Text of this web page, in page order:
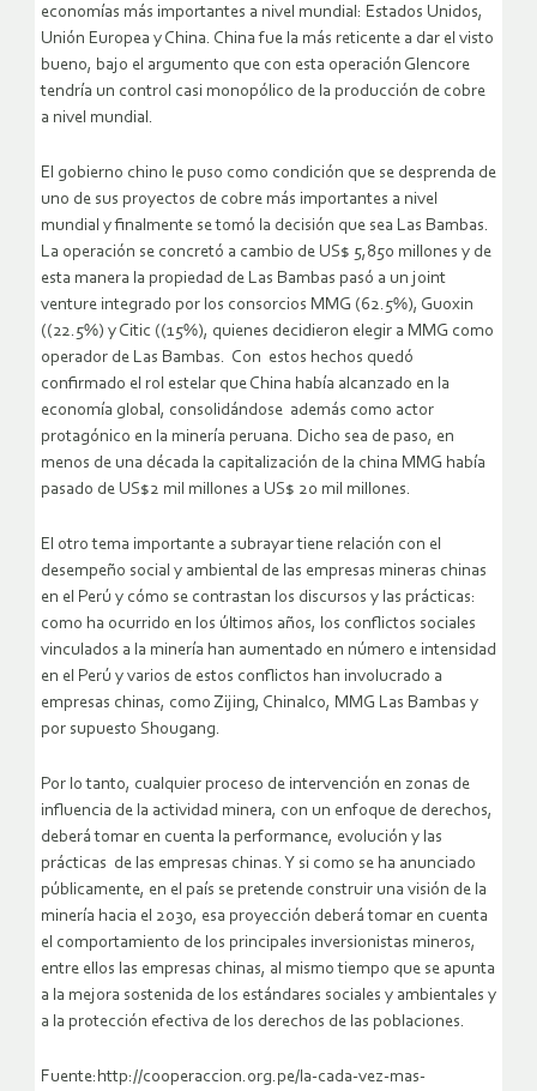
economías más importantes a nivel mundial: Estados Unidos,
Unión Europea y China. China fue la más reticente a dar el visto
bueno, bajo el argumento que con esta operación Glencore
tendría un control casi monopólico de la producción de cobre
a nivel mundial.
El gobierno chino le puso como condición que se desprenda de
uno de sus proyectos de cobre más importantes a nivel
mundial y finalmente se tomó la decisión que sea Las Bambas.
La operación se concretó a cambio de US$ 5,850 millones y de
esta manera la propiedad de Las Bambas pasó a un joint
venture integrado por los consorcios MMG (62.5%), Guoxin
((22.5%) y Citic ((15%), quienes decidieron elegir a MMG como
operador de Las Bambas. Con estos hechos quedó
confirmado el rol estelar que China había alcanzado en la
economía global, consolidándose además como actor
protagónico en la minería peruana. Dicho sea de paso, en
menos de una década la capitalización de la china MMG había
pasado de US$2 mil millones a US$ 20 mil millones.
El otro tema importante a subrayar tiene relación con el
desempeño social y ambiental de las empresas mineras chinas
en el Perú y cómo se contrastan los discursos y las prácticas:
como ha ocurrido en los últimos años, los conflictos sociales
vinculados a la minería han aumentado en número e intensidad
en el Perú y varios de estos conflictos han involucrado a
empresas chinas, como Zijing, Chinalco, MMG Las Bambas y
por supuesto Shougang.
Por lo tanto, cualquier proceso de intervención en zonas de
influencia de la actividad minera, con un enfoque de derechos,
deberá tomar en cuenta la performance, evolución y las
prácticas de las empresas chinas. Y si como se ha anunciado
públicamente, en el país se pretende construir una visión de la
minería hacia el 2030, esa proyección deberá tomar en cuenta
el comportamiento de los principales inversionistas mineros,
entre ellos las empresas chinas, al mismo tiempo que se apunta
a la mejora sostenida de los estándares sociales y ambientales y
a la protección efectiva de los derechos de las poblaciones.
Fuente:http://cooperaccion.org.pe/la-cada-vez-mas-